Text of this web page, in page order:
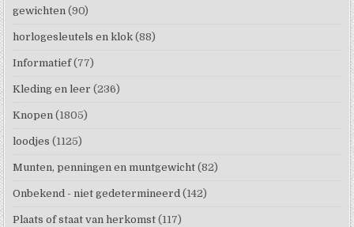
gewichten (90)
horlogesleutels en klok (88)
Informatief (77)
Kleding en leer (236)
Knopen (1805)
loodjes (1125)
Munten, penningen en muntgewicht (82)
Onbekend - niet gedetermineerd (142)
Plaats of staat van herkomst (117)